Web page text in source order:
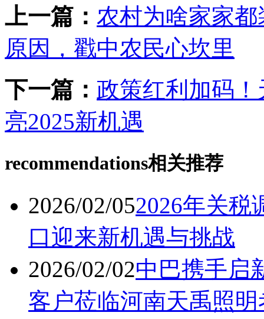
上一篇： 农村为啥家家
原因，戳中农民心坎里
下一篇： 政策红利加码
亮2025新机遇
recommendations相关推荐
2026/02/052026年关税
口迎来新机遇与挑战
2026/02/02中巴携手
客户莅临河南天禹照